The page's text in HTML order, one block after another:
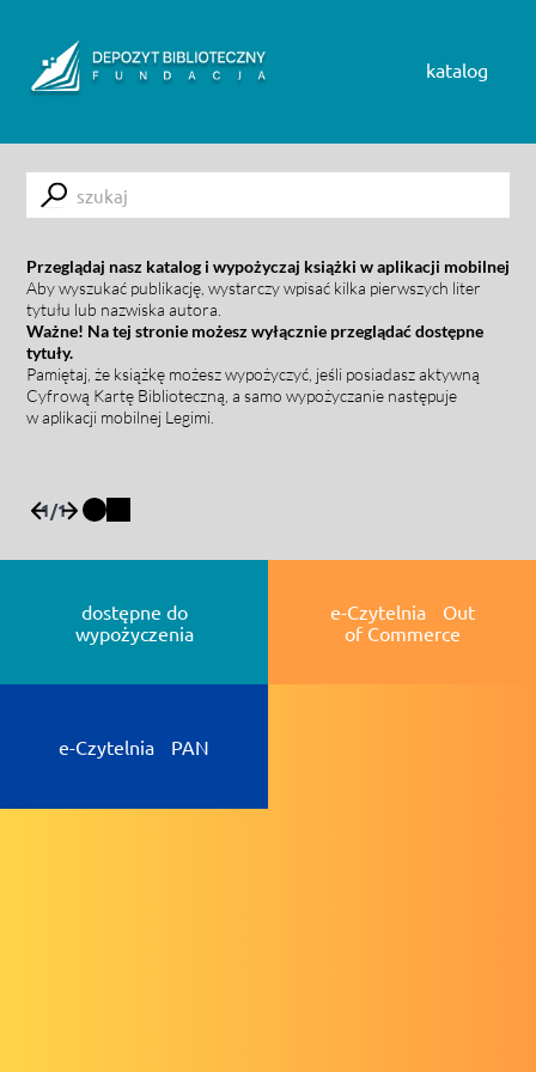
katalog
Submit
Przeglądaj nasz katalog i wypożyczaj książki w aplikacji mobilnej
Aby wyszukać publikację, wystarczy wpisać kilka pierwszych liter
tytułu lub nazwiska autora.
Ważne! Na tej stronie możesz wyłącznie przeglądać dostępne
tytuły.
Pamiętaj, że książkę możesz wypożyczyć, jeśli posiadasz aktywną
Cyfrową Kartę Biblioteczną, a samo wypożyczanie następuje
w aplikacji mobilnej Legimi.
1/1
dostępne do
wypożyczenia
e-Czytelnia Out
of Commerce
e-Czytelnia PAN